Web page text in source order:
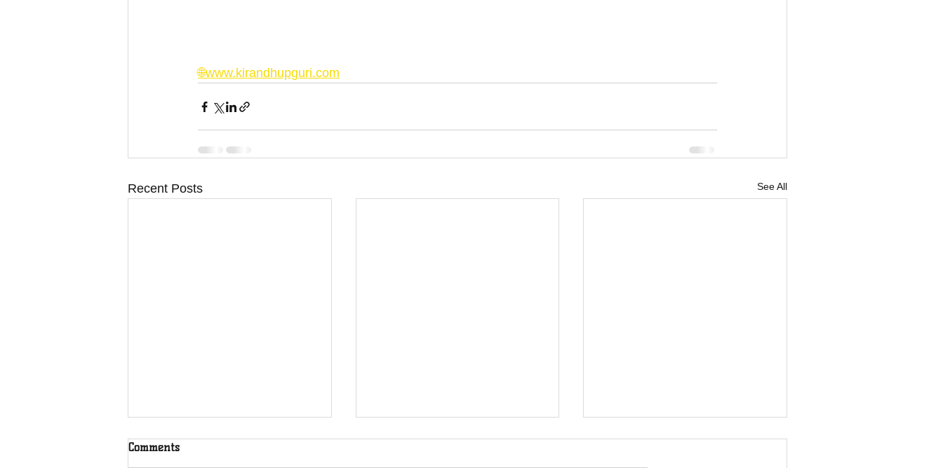
🌐www.kirandhupguri.com
Recent Posts See All
Comments